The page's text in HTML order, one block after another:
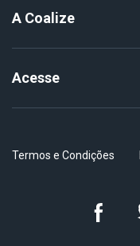
A Coalize
Acesse
Termos e Condições